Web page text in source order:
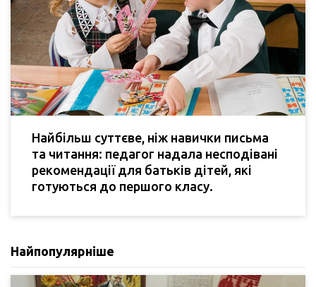
Найбільш суттєве, ніж навички письма
та читання: педагог надала несподівані
рекомендації для батьків дітей, які
готуються до першого класу.
Найпопулярніше